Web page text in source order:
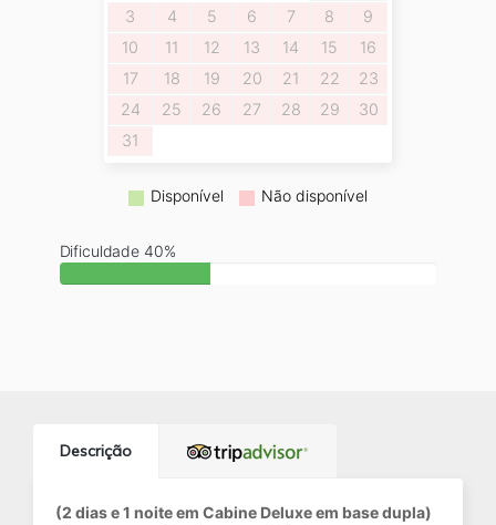
3 4 5 6 7 8
9
10
11 12 13 14 15
16
17
18 19 20 21 22
23
24
25 26 27 28 29
30
31
Disponível Não disponível
Dificuldade 40%
Descrição
(2 dias e 1 noite em Cabine Deluxe em base dupla)